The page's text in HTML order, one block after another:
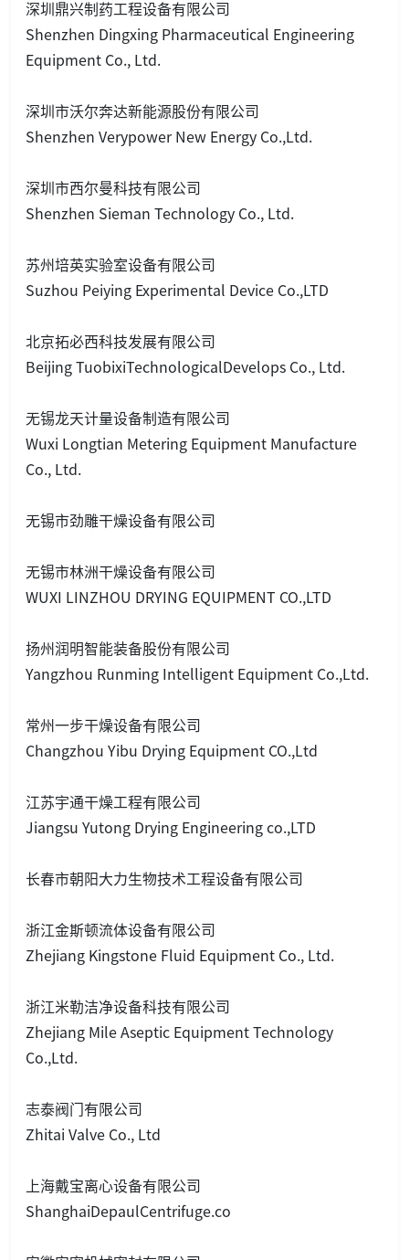
深圳鼎兴制药工程设备有限公司
Shenzhen Dingxing Pharmaceutical Engineering
Equipment Co., Ltd.
深圳市沃尔奔达新能源股份有限公司
Shenzhen Verypower New Energy Co.,Ltd.
深圳市西尔曼科技有限公司
Shenzhen Sieman Technology Co., Ltd.
苏州培英实验室设备有限公司
Suzhou Peiying Experimental Device Co.,LTD
北京拓必西科技发展有限公司
Beijing TuobixiTechnologicalDevelops Co., Ltd.
无锡龙天计量设备制造有限公司
Wuxi Longtian Metering Equipment Manufacture
Co., Ltd.
无锡市劲雕干燥设备有限公司
无锡市林洲干燥设备有限公司
WUXI LINZHOU DRYING EQUIPMENT CO.,LTD
扬州润明智能装备股份有限公司
Yangzhou Runming Intelligent Equipment Co.,Ltd.
常州一步干燥设备有限公司
Changzhou Yibu Drying Equipment CO.,Ltd
江苏宇通干燥工程有限公司
Jiangsu Yutong Drying Engineering co.,LTD
长春市朝阳大力生物技术工程设备有限公司
浙江金斯顿流体设备有限公司
Zhejiang Kingstone Fluid Equipment Co., Ltd.
浙江米勒洁净设备科技有限公司
Zhejiang Mile Aseptic Equipment Technology
Co.,Ltd.
志泰阀门有限公司
Zhitai Valve Co., Ltd
上海戴宝离心设备有限公司
ShanghaiDepaulCentrifuge.co